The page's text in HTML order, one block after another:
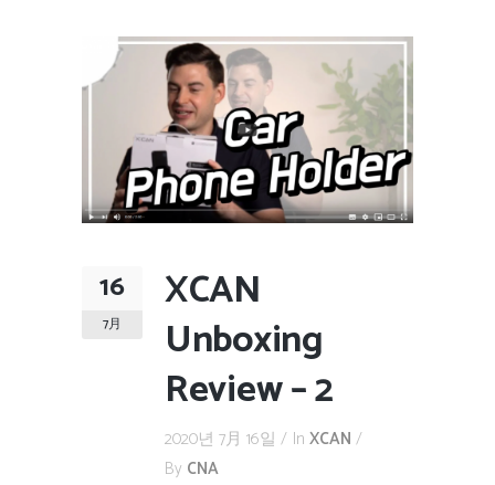
16
7月
XCAN
Unboxing
Review – 2
2020년 7月 16일 In XCAN
By CNA